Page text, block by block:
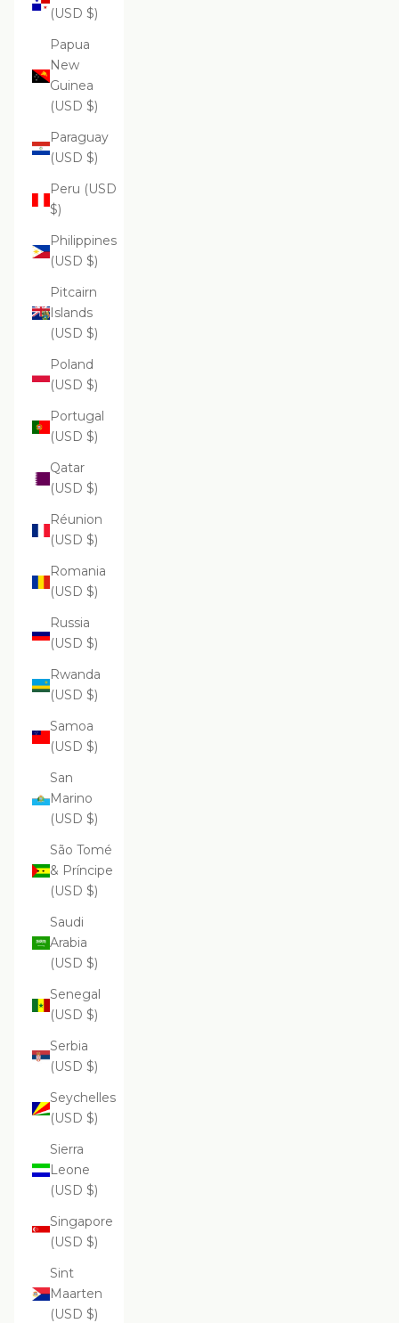
(USD $)
Papua
New
Guinea
(USD $)
Paraguay
(USD $)
Peru (USD
$)
Philippines
(USD $)
Pitcairn
Islands
(USD $)
Poland
(USD $)
Portugal
(USD $)
Qatar
(USD $)
Réunion
(USD $)
Romania
(USD $)
Russia
(USD $)
Rwanda
(USD $)
Samoa
(USD $)
San
Marino
(USD $)
São Tomé
& Príncipe
(USD $)
Saudi
Arabia
(USD $)
Senegal
(USD $)
Serbia
(USD $)
Seychelles
(USD $)
Sierra
Leone
(USD $)
Singapore
(USD $)
Sint
Maarten
(USD $)